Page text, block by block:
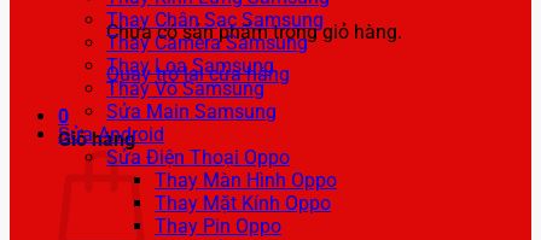
Chưa có sản phẩm trong giỏ hàng.
Quay trở lại cửa hàng
0
Giỏ hàng
Thay Chân Sạc Samsung
Thay Camera Samsung
Thay Loa Samsung
Thay Vỏ Samsung
Sửa Main Samsung
Sửa Android
Sửa Điện Thoại Oppo
Thay Màn Hình Oppo
Thay Mặt Kính Oppo
Thay Pin Oppo